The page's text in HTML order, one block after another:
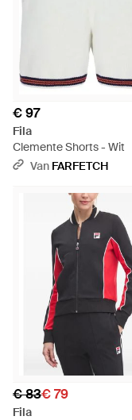
€ 97
Fila
Clemente Shorts - Wit
Van FARFETCH
€ 83€ 79
Fila